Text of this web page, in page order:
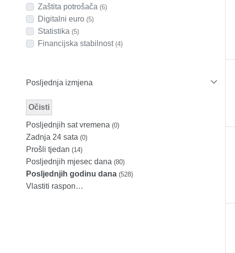
Zaštita potrošača (6)
Digitalni euro (5)
Statistika (5)
Financijska stabilnost (4)
Posljednja izmjena
Očisti
Posljednjih sat vremena (0)
Zadnja 24 sata (0)
Prošli tjedan (14)
Posljednjih mjesec dana (80)
Posljednjih godinu dana (528)
Vlastiti raspon…